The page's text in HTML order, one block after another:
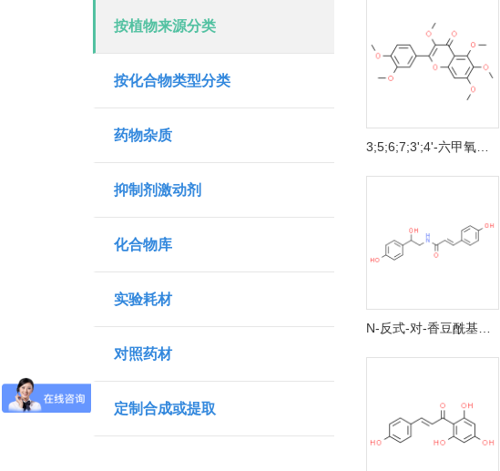
按植物来源分类
按化合物类型分类
药物杂质
抑制剂激动剂
化合物库
实验耗材
对照药材
定制合成或提取